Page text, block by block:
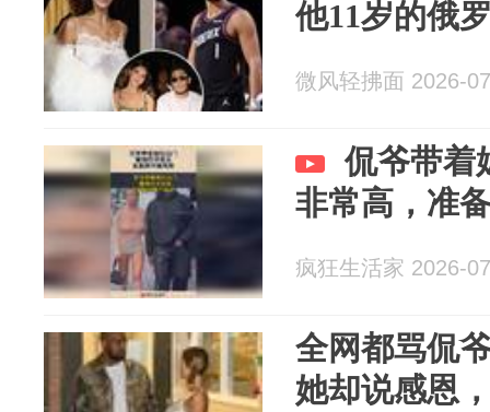
他11岁的俄
微风轻拂面 2026-
侃爷带着
非常高，准
疯狂生活家 2026-
全网都骂侃
她却说感恩